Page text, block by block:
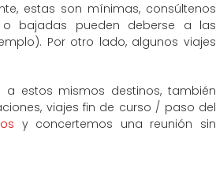
estas son mínimas, consúltenos
bajadas pueden deberse a las
Por otro lado, algunos viajes
estos mismos destinos, también
viajes fin de curso / paso del
y concertemos una reunión sin